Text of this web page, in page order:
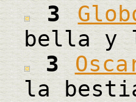
3
bella y
3
la